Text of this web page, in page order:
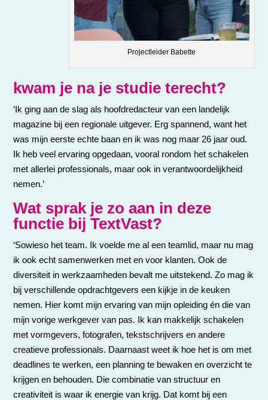
Projectleider Babette
kwam je na je studie terecht?
‘Ik ging aan de slag als hoofdredacteur van een landelijk
magazine bij een regionale uitgever. Erg spannend, want het
was mijn eerste echte baan en ik was nog maar 26 jaar oud.
Ik heb veel ervaring opgedaan, vooral rondom het schakelen
met allerlei professionals, maar ook in verantwoordelijkheid
nemen.’
Wat sprak je zo aan in deze
functie bij TextVast?
‘Sowieso het team. Ik voelde me al een teamlid, maar nu mag
ik ook echt samenwerken met en voor klanten. Ook de
diversiteit in werkzaamheden bevalt me uitstekend. Zo mag ik
bij verschillende opdrachtgevers een kijkje in de keuken
nemen. Hier komt mijn ervaring van mijn opleiding én die van
mijn vorige werkgever van pas. Ik kan makkelijk schakelen
met vormgevers, fotografen, tekstschrijvers en andere
creatieve professionals. Daarnaast weet ik hoe het is om met
deadlines te werken, een planning te bewaken en overzicht te
krijgen en behouden. Die combinatie van structuur en
creativiteit is waar ik energie van krijg. Dat komt bij een